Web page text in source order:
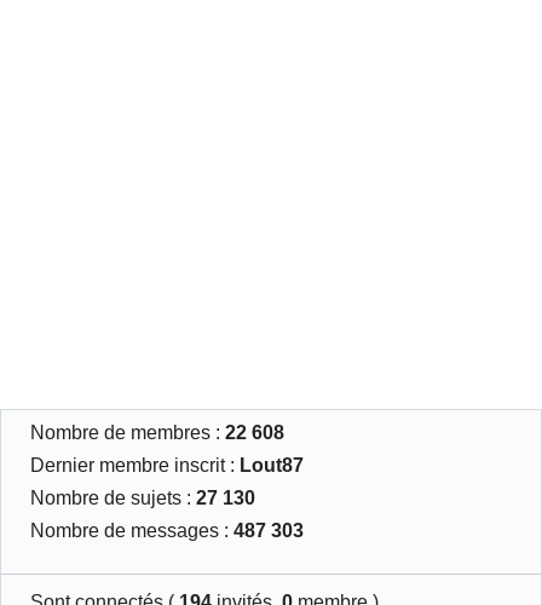
Nombre de membres :22 608
Dernier membre inscrit : Lout87
Nombre de sujets :27 130
Nombre de messages :487 303